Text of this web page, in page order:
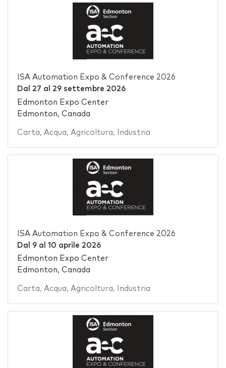
ISA Automation Expo & Conference 2026
Dal 27 al 29 settembre 2026
Edmonton Expo Center
Edmonton, Canada
Carta, Acqua, Agricoltura, Industria
ISA Automation Expo & Conference 2026
Dal 9al 10 aprile 2026
Edmonton Expo Center
Edmonton, Canada
Carta, Acqua, Agricoltura, Industria